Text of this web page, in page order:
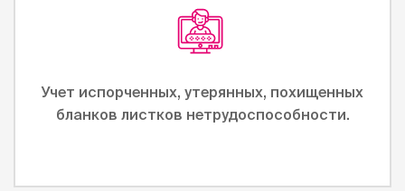
Учет испорченных, утерянных, похищенных
бланков листков нетрудоспособности.